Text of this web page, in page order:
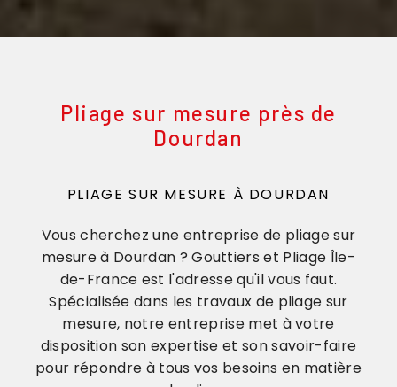
Pliage sur mesure près de
Dourdan
PLIAGE SUR MESURE À DOURDAN
Vous cherchez une entreprise de pliage sur
mesure à Dourdan ? Gouttiers et Pliage Île-
de-France est l'adresse qu'il vous faut.
Spécialisée dans les travaux de pliage sur
mesure, notre entreprise met à votre
disposition son expertise et son savoir-faire
pour répondre à tous vos besoins en matière